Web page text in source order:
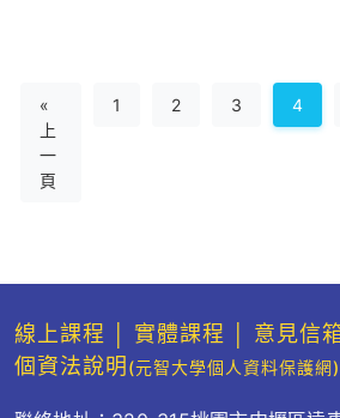
«
上
一
頁
1 2 3 4
線上課程 實體課程 意見信
個資法說明 (元智大學個人資料保護網)